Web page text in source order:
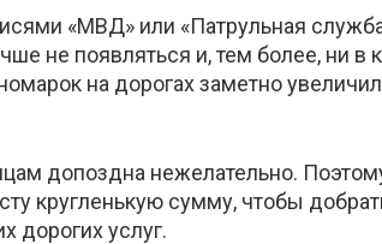
«МВД» или «Патрульная
не появляться и, тем более, ни в
на дорогах заметно
допоздна нежелательно.
кругленькую сумму, чтобы
дорогих услуг.